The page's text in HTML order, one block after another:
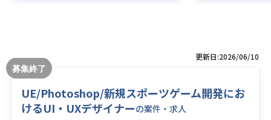
更新日:2026/06/10
UE/Photoshop/新規スポーツゲーム開発にお
けるUI・UXデザイナーの案件・求人